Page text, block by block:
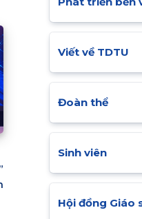
Viết về TDTU
Đoàn thể
Sinh viên
Hội đồng Giáo